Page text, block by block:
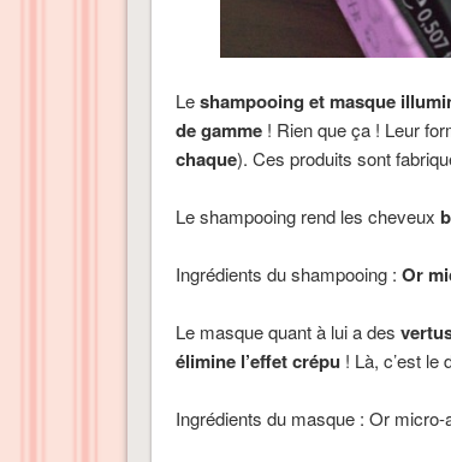
Leshampooing et masque
de gamme! Rien que ça ! Leur
chaque). Ces produits sont
Le shampooing rend les cheveux
Ingrédients du shampooing : Or
Le masque quant à lui a des
élimine l’effet crépu ! Là, c’est le
Ingrédients du masque : Or micro-